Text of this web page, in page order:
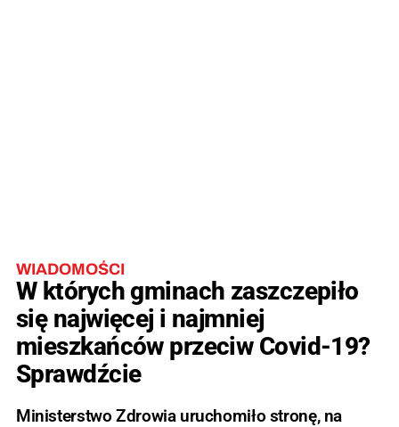
WIADOMOŚCI
W których gminach zaszczepiło
się najwięcej i najmniej
mieszkańców przeciw Covid-19?
Sprawdźcie
Ministerstwo Zdrowia uruchomiło stronę, na